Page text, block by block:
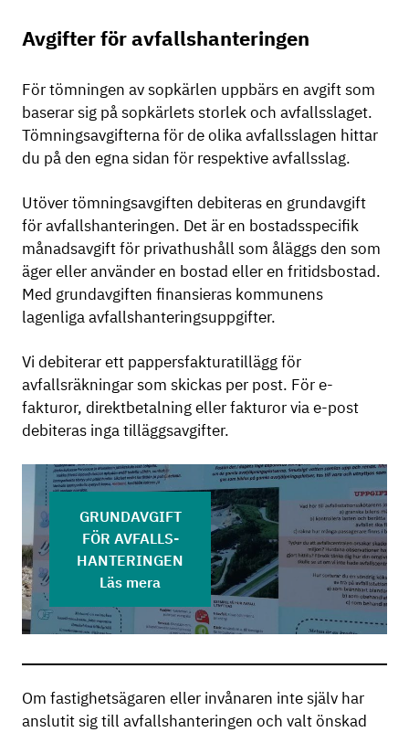
Avgifter för avfallshanteringen
För tömningen av sopkärlen uppbärs en avgift som
baserar sig på sopkärlets storlek och avfallsslaget.
Tömningsavgifterna för de olika avfallsslagen hittar
du på den egna sidan för respektive avfallsslag.
Utöver tömningsavgiften debiteras en grundavgift
för avfallshanteringen. Det är en bostadsspecifik
månadsavgift för privathushåll som åläggs den som
äger eller använder en bostad eller en fritidsbostad.
Med grundavgiften finansieras kommunens
lagenliga avfallshanteringsuppgifter.
Vi debiterar ett pappersfakturatillägg för
avfallsräkningar som skickas per post. För e-
fakturor, direktbetalning eller fakturor via e-post
debiteras inga tilläggsavgifter.
GRUNDAVGIFT
FÖR AVFALLS-
HANTERINGEN
Läs mera
Om fastighetsägaren eller invånaren inte själv har
anslutit sig till avfallshanteringen och valt önskad